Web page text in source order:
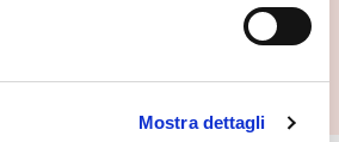
Mostra dettagli